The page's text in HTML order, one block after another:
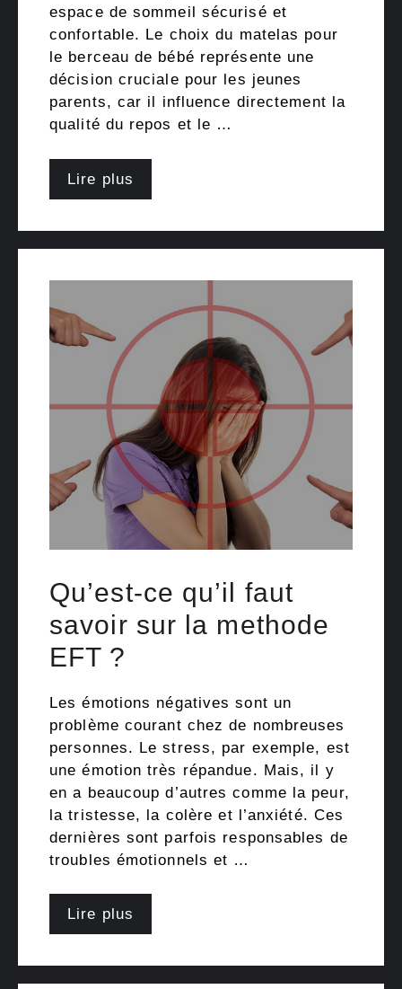
espace de sommeil sécurisé et
confortable. Le choix du matelas pour
le berceau de bébé représente une
décision cruciale pour les jeunes
parents, car il influence directement la
qualité du repos et le …
Lire plus
Qu’est-ce qu’il faut
savoir sur la methode
EFT ?
Les émotions négatives sont un
problème courant chez de nombreuses
personnes. Le stress, par exemple, est
une émotion très répandue. Mais, il y
en a beaucoup d’autres comme la peur,
la tristesse, la colère et l’anxiété. Ces
dernières sont parfois responsables de
troubles émotionnels et …
Lire plus